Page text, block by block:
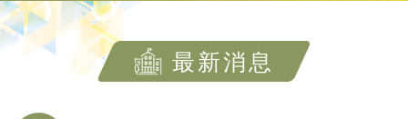
最新消息